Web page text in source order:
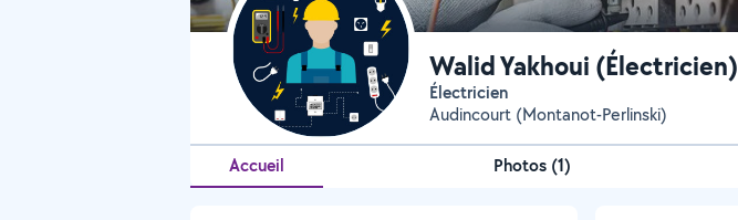
Walid Yakhoui (Électricien)
Électricien
Audincourt (Montanot-Perlinski)
Accueil Photos (1)